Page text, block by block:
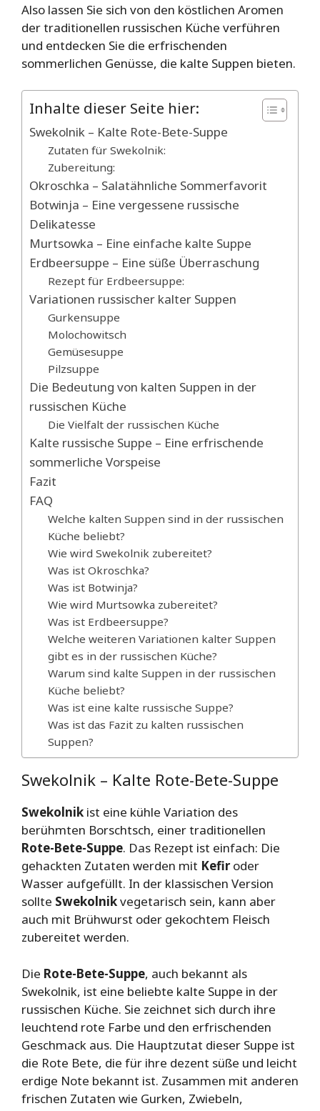
Also lassen Sie sich von den köstlichen Aromen
der traditionellen russischen Küche verführen
und entdecken Sie die erfrischenden
sommerlichen Genüsse, die kalte Suppen bieten.
Inhalte dieser Seite hier:
Swekolnik – Kalte Rote-Bete-Suppe
Zutaten für Swekolnik:
Zubereitung:
Okroschka – Salatähnliche Sommerfavorit
Botwinja – Eine vergessene russische
Delikatesse
Murtsowka – Eine einfache kalte Suppe
Erdbeersuppe – Eine süße Überraschung
Rezept für Erdbeersuppe:
Variationen russischer kalter Suppen
Gurkensuppe
Molochowitsch
Gemüsesuppe
Pilzsuppe
Die Bedeutung von kalten Suppen in der
russischen Küche
Die Vielfalt der russischen Küche
Kalte russische Suppe – Eine erfrischende
sommerliche Vorspeise
Fazit
FAQ
Welche kalten Suppen sind in der russischen
Küche beliebt?
Wie wird Swekolnik zubereitet?
Was ist Okroschka?
Was ist Botwinja?
Wie wird Murtsowka zubereitet?
Was ist Erdbeersuppe?
Welche weiteren Variationen kalter Suppen
gibt es in der russischen Küche?
Warum sind kalte Suppen in der russischen
Küche beliebt?
Was ist eine kalte russische Suppe?
Was ist das Fazit zu kalten russischen
Suppen?
Swekolnik – Kalte Rote-Bete-Suppe
Swekolnik ist eine kühle Variation des
berühmten Borschtsch, einer traditionellen
Rote-Bete-Suppe. Das Rezept ist einfach: Die
gehackten Zutaten werden mit Kefiroder
Wasser aufgefüllt. In der klassischen Version
sollte Swekolnikvegetarisch sein, kann aber
auch mit Brühwurst oder gekochtem Fleisch
zubereitet werden.
Die Rote-Bete-Suppe, auch bekannt als
Swekolnik, ist eine beliebte kalte Suppe in der
russischen Küche. Sie zeichnet sich durch ihre
leuchtend rote Farbe und den erfrischenden
Geschmack aus. Die Hauptzutat dieser Suppe ist
die Rote Bete, die für ihre dezent süße und leicht
erdige Note bekannt ist. Zusammen mit anderen
frischen Zutaten wie Gurken, Zwiebeln,